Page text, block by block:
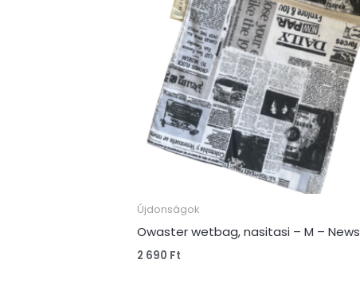
Újdonságok
Owaster wetbag, nasitasi – M – News
2 690 Ft